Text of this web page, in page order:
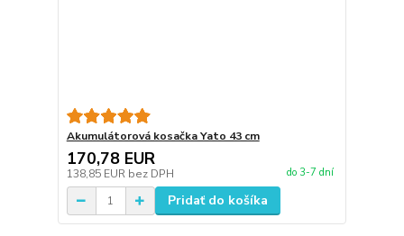
Akumulátorová kosačka Yato 43 cm
170,78 EUR
138,85 EUR bez DPH do 3-7 dní
Pridať do košíka